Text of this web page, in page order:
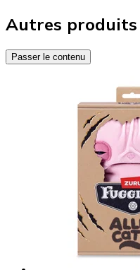
Autres
Passer le contenu